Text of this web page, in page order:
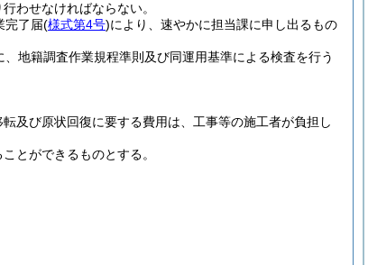
わせなければならない。
完了届(様式第4号)により、速やかに担当課に申し出るもの
地籍調査作業規程準則及び同運用基準による検査を行う
及び原状回復に要する費用は、工事等の施工者が負担し
とができるものとする。